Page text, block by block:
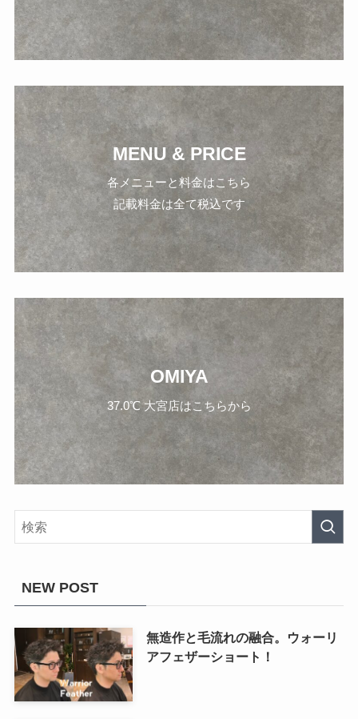
MENU & PRICE
各メニューと料金はこちら
記載料金は全て税込です
OMIYA
37.0℃ 大宮店はこちらから
NEW POST
無造作と毛流れの融合。ウォーリ
アフェザーショート！